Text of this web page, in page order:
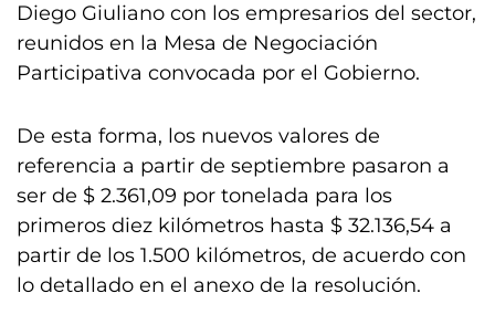
Diego Giuliano con los empresarios del sector,
reunidos en la Mesa de Negociación
Participativa convocada por el Gobierno.
De esta forma, los nuevos valores de
referencia a partir de septiembre pasaron a
ser de $ 2.361,09 por tonelada para los
primeros diez kilómetros hasta $ 32.136,54 a
partir de los 1.500 kilómetros, de acuerdo con
lo detallado en el anexo de la resolución.